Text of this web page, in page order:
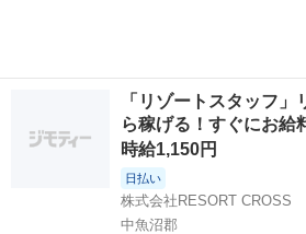
「リゾートスタッフ
ら稼げる！すぐにお
時給1,150円
日払い
株式会社RESORT CROSS
中魚沼郡